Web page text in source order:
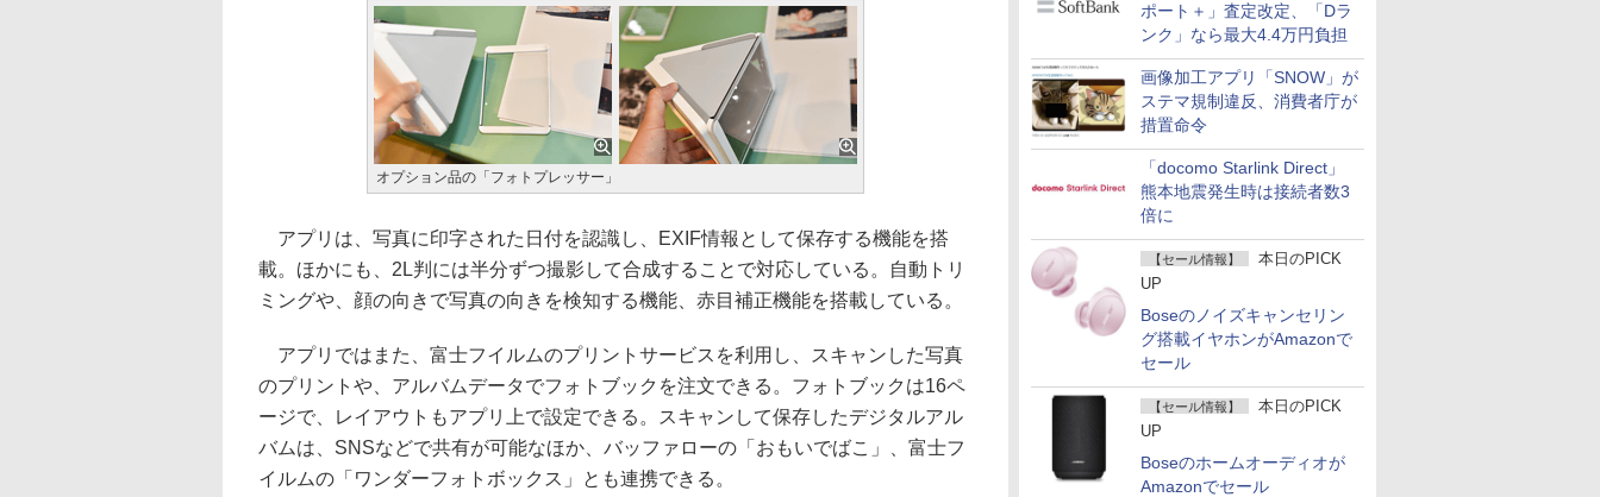
ポート＋」査定改定、「Dラ
ンク」なら最大4.4万円負担
画像加工アプリ「SNOW」が
ステマ規制違反、消費者庁が
措置命令
「docomo Starlink Direct」
熊本地震発生時は接続者数3
倍に
【セール情報】
本日のPICK
UP
Boseのノイズキャンセリン
グ搭載イヤホンがAmazonで
セール
【セール情報】
本日のPICK
UP
Boseのホームオーディオが
Amazonでセール
オプション品の「フォトプレッサー」
アプリは、写真に印字された日付を認識し、EXIF情報として保存する機能を搭
載。ほかにも、2L判には半分ずつ撮影して合成することで対応している。自動トリ
ミングや、顔の向きで写真の向きを検知する機能、赤目補正機能を搭載している。
アプリではまた、富士フイルムのプリントサービスを利用し、スキャンした写真
のプリントや、アルバムデータでフォトブックを注文できる。フォトブックは16ペ
ージで、レイアウトもアプリ上で設定できる。スキャンして保存したデジタルアル
バムは、SNSなどで共有が可能なほか、バッファローの「おもいでばこ」、富士フ
イルムの「ワンダーフォトボックス」とも連携できる。